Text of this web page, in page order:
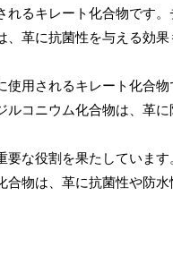
るキレート化合物です
革に抗菌性を与える効果
使用されるキレート化合
コニウム化合物は、革に
要な役割を果たしていま
物は、革に抗菌性や防水